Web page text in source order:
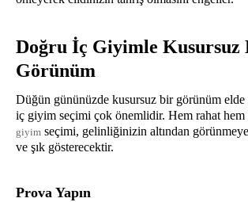
Doğru İç Giyimle Kusursuz
Görünüm
Düğün gününüzde kusursuz bir görünüm
iç giyim seçimi çok önemlidir. Hem rahat hem
giyim seçimi, gelinliğinizin altından
ve şık gösterecektir.
Prova Yapın